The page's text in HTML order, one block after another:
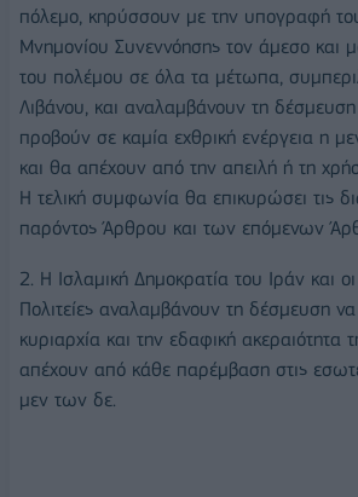
πόλεμο, κηρύσσουν με την υπογραφή
Μνημονίου Συνεννόησης τον άμεσο και
του πολέμου σε όλα τα μέτωπα,
Λιβάνου, και αναλαμβάνουν τη
προβούν σε καμία εχθρική ενέργεια η
και θα απέχουν από την απειλή ή τη
Η τελική συμφωνία θα επικυρώσει τις
παρόντος Άρθρου και των επόμενων
2. Η Ισλαμική Δημοκρατία του Ιράν και
Πολιτείες αναλαμβάνουν τη δέσμευση
κυριαρχία και την εδαφική ακεραιότητα
απέχουν από κάθε παρέμβαση στις
μεν των δε.